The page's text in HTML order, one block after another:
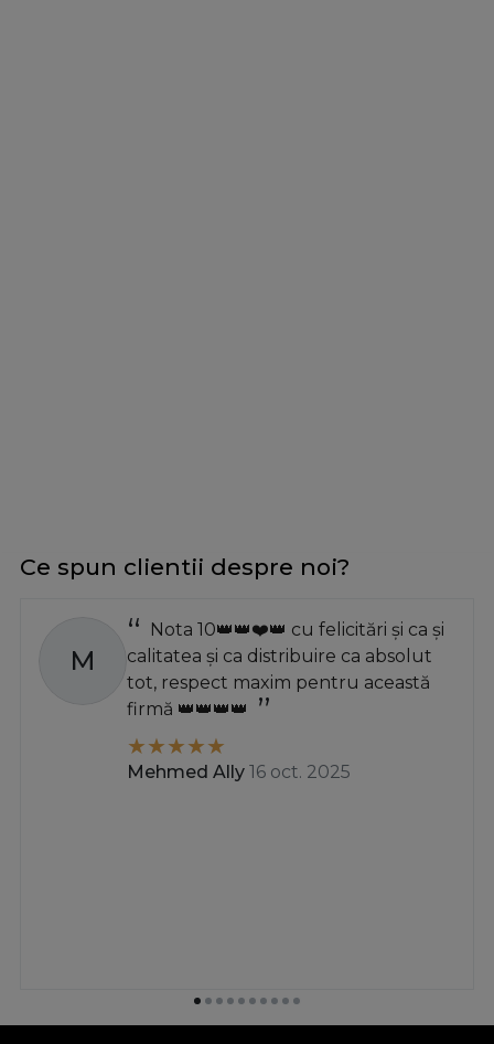
Ce spun clientii despre noi?
M
Nota 10👑👑❤️👑 cu felicitări și ca și
calitatea și ca distribuire ca absolut
tot, respect maxim pentru această
firmă 👑👑👑👑
Mehmed Ally 16 oct. 2025